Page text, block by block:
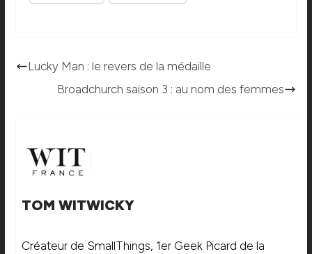
Lucky Man : le revers de la médaille
Broadchurch saison 3 : au nom des femmes
TOM WITWICKY
Créateur de SmallThings, 1er Geek Picard de la